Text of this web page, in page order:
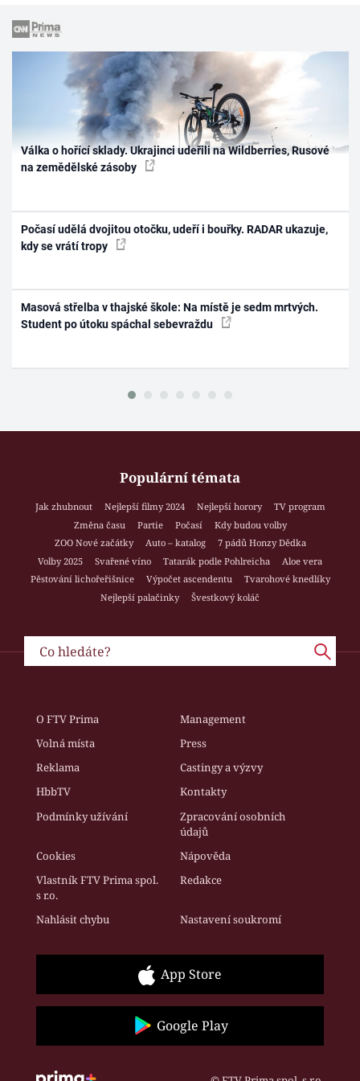
Válka o hořící sklady. Ukrajinci udeřili na Wildberries, Rusové
na zemědělské zásoby
Počasí udělá dvojitou otočku, udeří i bouřky. RADAR ukazuje,
kdy se vrátí tropy
Masová střelba v thajské škole: Na místě je sedm mrtvých.
Student po útoku spáchal sebevraždu
Populární témata
Jak zhubnout Nejlepší filmy 2024 Nejlepší horory
TV program
Změna času
Partie Počasí
Kdy budou volby
ZOO Nové začátky
Auto – katalog
7 pádů Honzy Dědka
Volby 2025
Svařené víno Tatarák podle Pohlreicha
Aloe vera
Pěstování lichořeřišnice
Výpočet ascendentu
Tvarohové knedlíky
Nejlepší palačinky
Švestkový koláč
O FTV Prima
Management
Volná místa
Press
Reklama
Castingy a výzvy
HbbTV
Kontakty
Podmínky užívání
Zpracování osobních
údajů
Cookies
Nápověda
Vlastník FTV Prima spol.
s r.o.
Redakce
Nahlásit chybu Nastavení soukromí
App Store
Google Play